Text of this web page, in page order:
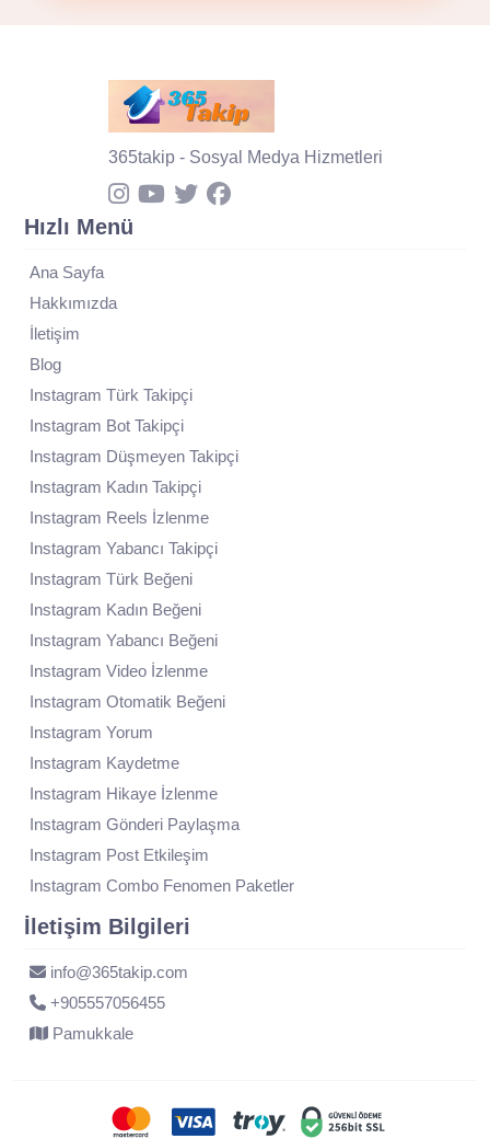
365takip - Sosyal Medya Hizmetleri
Hızlı Menü
Ana Sayfa
Hakkımızda
İletişim
Blog
Instagram Türk Takipçi
Instagram Bot Takipçi
Instagram Düşmeyen Takipçi
Instagram Kadın Takipçi
Instagram Reels İzlenme
Instagram Yabancı Takipçi
Instagram Türk Beğeni
Instagram Kadın Beğeni
Instagram Yabancı Beğeni
Instagram Video İzlenme
Instagram Otomatik Beğeni
Instagram Yorum
Instagram Kaydetme
Instagram Hikaye İzlenme
Instagram Gönderi Paylaşma
Instagram Post Etkileşim
Instagram Combo Fenomen Paketler
İletişim Bilgileri
info@365takip.com
+905557056455
Pamukkale